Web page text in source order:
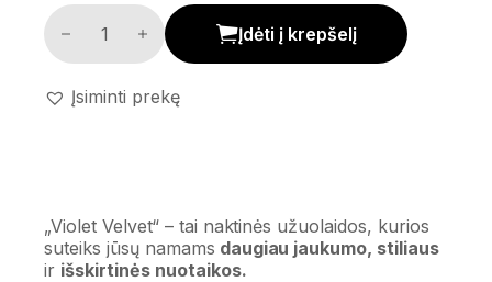
Naktinės užuolaidos 'Violet velvet' kiekis
Įdėti į krepšelį
Įsiminti prekę
„Violet Velvet“ – tai naktinės užuolaidos, kurios
suteiks jūsų namams daugiau jaukumo, stiliaus
ir išskirtinės nuotaikos.